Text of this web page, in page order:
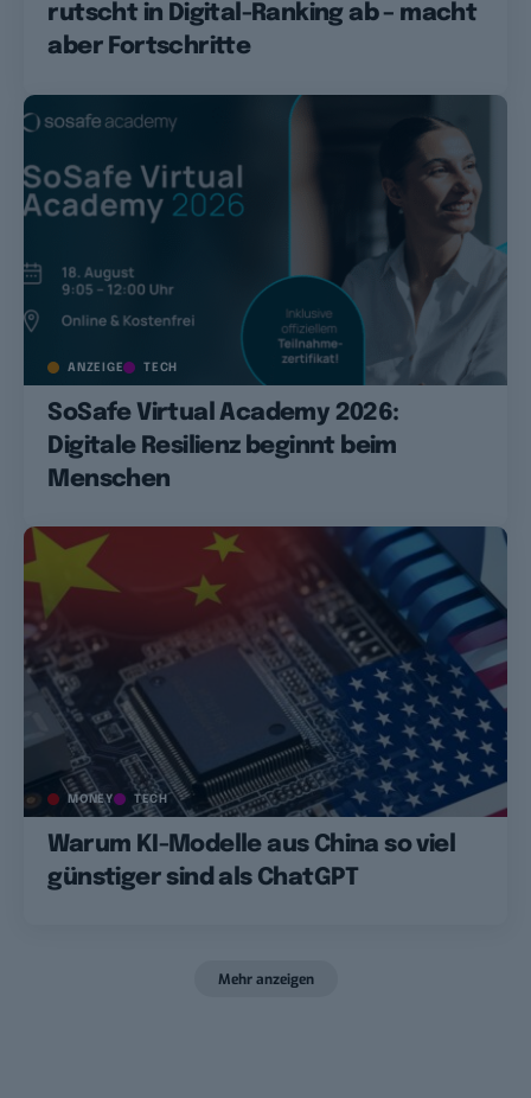
rutscht in Digital-Ranking ab – macht
aber Fortschritte
ANZEIGE TECH
SoSafe Virtual Academy 2026:
Digitale Resilienz beginnt beim
Menschen
MONEY TECH
Warum KI-Modelle aus China so viel
günstiger sind als ChatGPT
Mehr anzeigen